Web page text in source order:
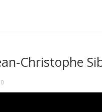
Christophe
0